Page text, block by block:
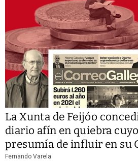
La Xunta de Feijóo
diario afín en quiebra
presumía de influir en su
Fernando Varela